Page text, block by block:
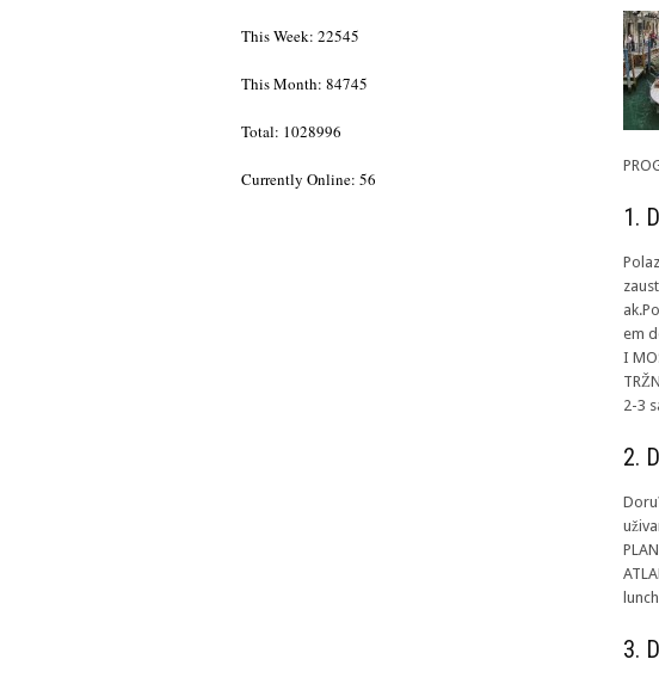
1.
em
I
2-3
2.
3.
This Week: 22545
This Month: 84745
Total: 1028996
Currently Online: 56